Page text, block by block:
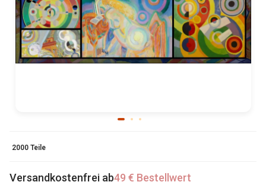
2000 Teile
Versandkostenfrei ab49 € Bestellwert